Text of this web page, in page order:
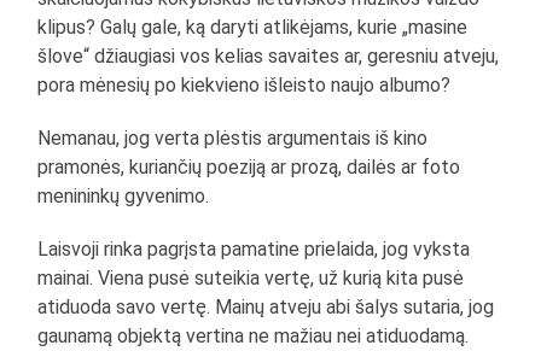
klipus? Galų gale, ką daryti atlikėjams, kurie „masine
šlove“ džiaugiasi vos kelias savaites ar, geresniu atveju,
pora mėnesių po kiekvieno išleisto naujo albumo?
Nemanau, jog verta plėstis argumentais iš kino
pramonės, kuriančių poeziją ar prozą, dailės ar foto
menininkų gyvenimo.
Laisvoji rinka pagrįsta pamatine prielaida, jog vyksta
mainai. Viena pusė suteikia vertę, už kurią kita pusė
atiduoda savo vertę. Mainų atveju abi šalys sutaria, jog
gaunamą objektą vertina ne mažiau nei atiduodamą.